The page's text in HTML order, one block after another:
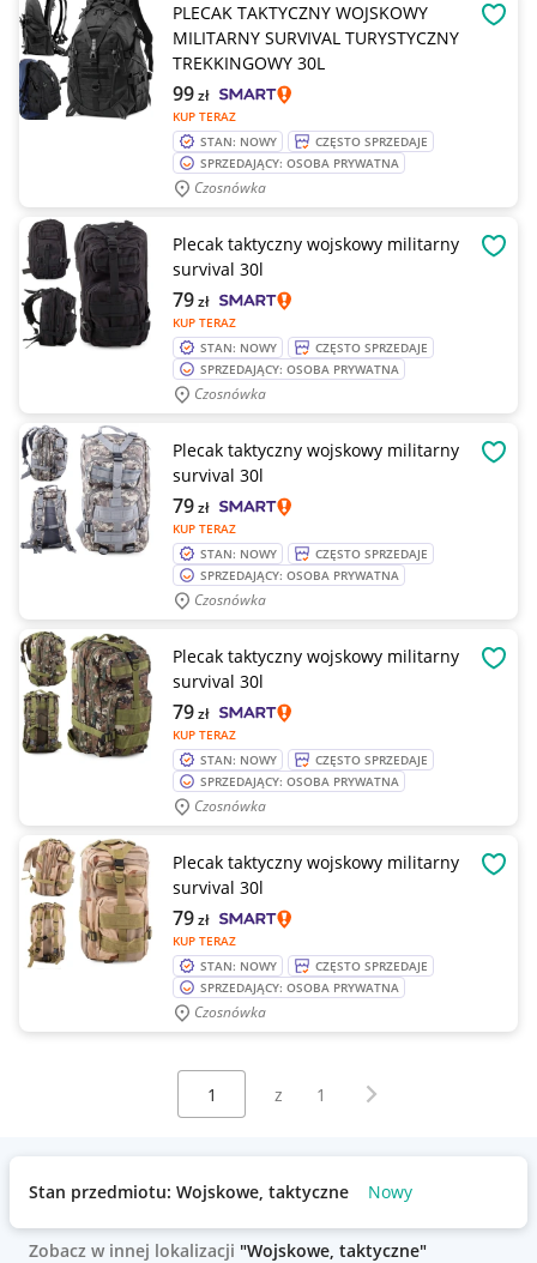
PLECAK TAKTYCZNY WOJSKOWY
MILITARNY SURVIVAL TURYSTYCZNY
TREKKINGOWY 30L
KUP TERAZ
99zł
STAN: NOWY
CZĘSTO SPRZEDAJE
SPRZEDAJĄCY: OSOBA PRYWATNA
Czosnówka
Plecak taktyczny wojskowy militarny
survival 30l
KUP TERAZ
79zł
STAN: NOWY
CZĘSTO SPRZEDAJE
SPRZEDAJĄCY: OSOBA PRYWATNA
Czosnówka
Plecak taktyczny wojskowy militarny
survival 30l
KUP TERAZ
79zł
STAN: NOWY
CZĘSTO SPRZEDAJE
SPRZEDAJĄCY: OSOBA PRYWATNA
Czosnówka
Plecak taktyczny wojskowy militarny
survival 30l
KUP TERAZ
79zł
STAN: NOWY
CZĘSTO SPRZEDAJE
SPRZEDAJĄCY: OSOBA PRYWATNA
Czosnówka
Plecak taktyczny wojskowy militarny
survival 30l
KUP TERAZ
79zł
STAN: NOWY
CZĘSTO SPRZEDAJE
SPRZEDAJĄCY: OSOBA PRYWATNA
Czosnówka
Wybierz stronę:
z 1 Następna strona
Stan przedmiotu: Wojskowe, taktyczne Nowy
Zobacz w innej lokalizacji "Wojskowe, taktyczne"